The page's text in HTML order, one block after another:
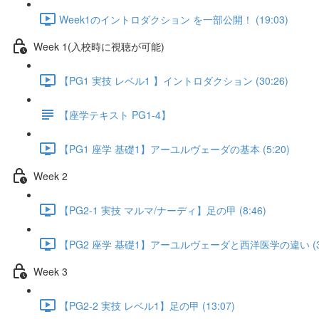
Week1のイントロダクション を一部公開！ (19:03)
Week 1(入校時に視聴が可能)
【PG1 実技 レベル1 】イントロダクション (30:26)
【座学テキスト PG1-4】
【PG1 座学 基礎1】アーユルヴェーダの基本 (5:20)
Week 2
【PG2-1 実技 マルマ/ナーディ】足の甲 (8:46)
【PG2 座学 基礎1】アーユルヴェーダと西洋医学の違い
Week 3
【PG2-2 実技 レベル1】足の甲 (13:07)